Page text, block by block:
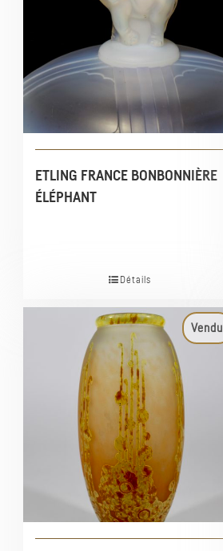
ETLING FRANCE BONBONNIÈRE
ÉLÉPHANT
Détails
Vendu